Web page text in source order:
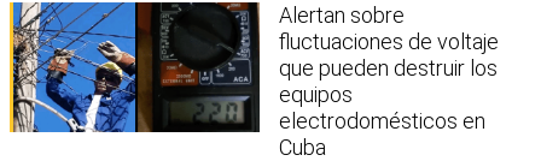
Alertan sobre
fluctuaciones de voltaje
que pueden destruir los
equipos
electrodomésticos en
Cuba